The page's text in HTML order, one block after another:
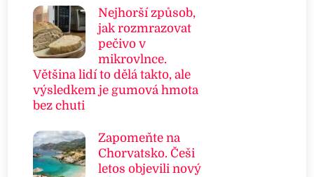
Nejhorší způsob,
jak rozmrazovat
pečivo v
mikrovlnce.
Většina lidí to dělá takto, ale
výsledkem je gumová hmota
bez chuti
Zapomeňte na
Chorvatsko. Češi
letos objevili nový